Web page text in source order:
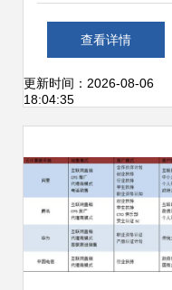
43506-2023 电信
和互联网服务 用户
要求》在个人互联
网服务中的应用与
查看详情
更新时间：2026-08-06
18:04:35